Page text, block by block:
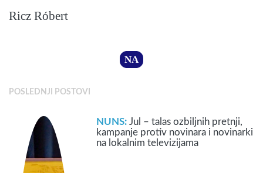
Ricz Róbert
NA
POSLEDNJI POSTOVI
NUNS:Jul – talas ozbiljnih pretnji,
kampanje protiv novinara i novinarki
na lokalnim televizijama